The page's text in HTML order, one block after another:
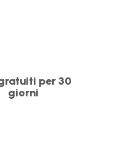
per 30
giorni